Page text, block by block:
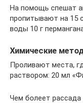
На помощь спешат
пропитывают на 15
воды 10 г
Химические
Проливают места,
раствором: 20 мл
Чем болеет